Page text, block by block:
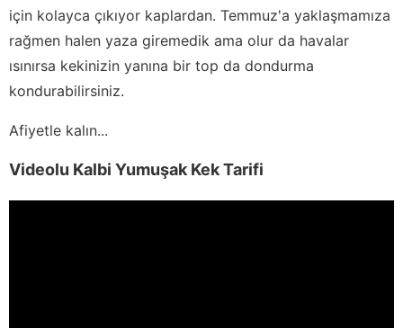
için kolayca çıkıyor kaplardan. Temmuz'a yaklaşmamıza
rağmen halen yaza giremedik ama olur da havalar
ısınırsa kekinizin yanına bir top da dondurma
kondurabilirsiniz.
Afiyetle kalın...
Videolu Kalbi Yumuşak Kek Tarifi